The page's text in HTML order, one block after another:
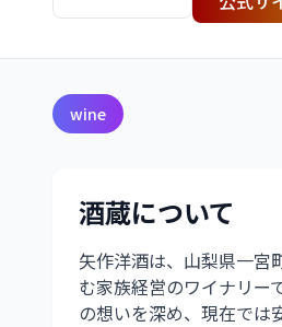
wine
酒蔵について
矢作洋酒は、山梨県一宮
む家族経営のワイナリー
の想いを深め、現在では